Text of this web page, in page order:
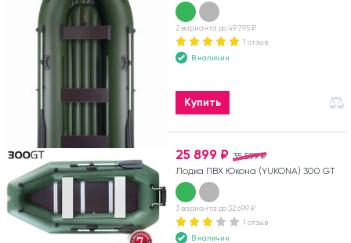
2 варианта до 49 795 ₽
1 отзыв
В наличии
Купить
35 599 ₽
25 899 ₽
Лодка ПВХ Юкона (YUKONA) 300 GT
3 варианта до 32 699 ₽
1 отзыв
В наличии